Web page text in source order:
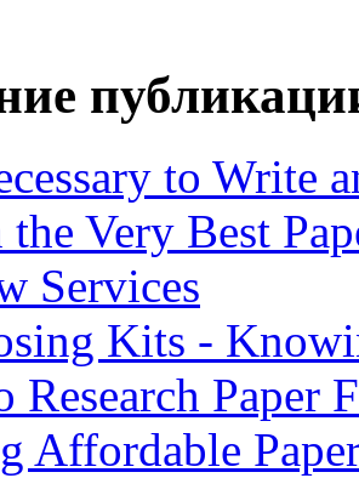
to Write
Very Best
Services
Kits -
Research Paper
Affordable